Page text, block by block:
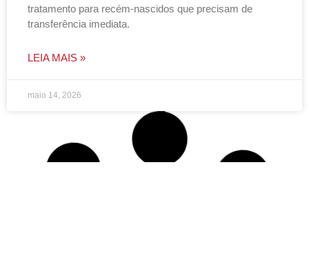
tratamento para recém-nascidos que precisam de
transferência imediata.
LEIA MAIS »
maio 14, 2026
NOTÍCIAS